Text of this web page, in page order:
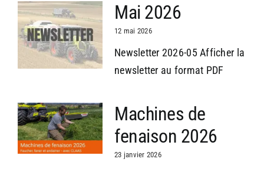
Mai 2026
12 mai 2026
Newsletter 2026-05 Afficher la
newsletter au format PDF
Machines de
fenaison 2026
23 janvier 2026